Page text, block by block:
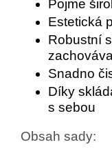
Pojme
Estetická
Robustní
Snadno
Díky
s sebou
Obsah sady: